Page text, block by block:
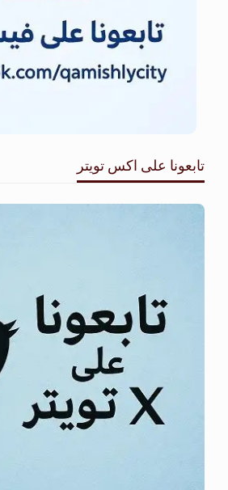
تابعونا على اكس تويتر